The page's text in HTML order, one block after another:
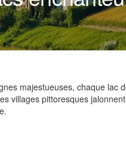
majestueuses, chaque lac
villages pittoresques